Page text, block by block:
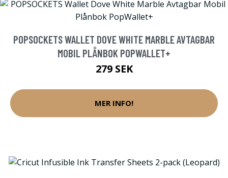
POPSOCKETS WALLET DOVE WHITE MARBLE AVTAGBAR
MOBIL PLÅNBOK POPWALLET+
279 SEK
MER INFO!